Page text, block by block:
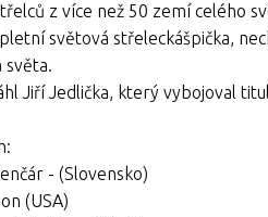
z více než 50 zemí celého
světová střeleckášpička,
světa.
Jiří Jedlička, který vybojoval
- (Slovensko)
(USA)